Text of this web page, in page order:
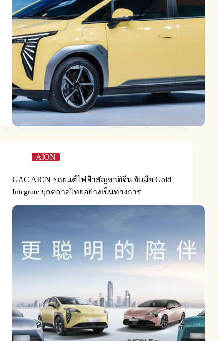
AION
GAC AION รถยนต์ไฟฟ้าสัญชาติจีน จับมือ Gold
Integrate บุกตลาดไทยอย่างเป็นทางการ